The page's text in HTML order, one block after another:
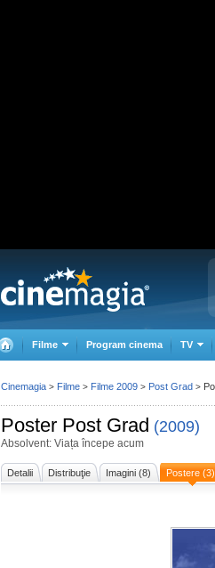
Filme Program cinema TV
Poster Post Grad (2009)
Absolvent: Viața începe acum
Detalii Distribuţie Imagini (8) Postere (3)
Cinemagia > Filme > Filme 2009 > Post Grad >